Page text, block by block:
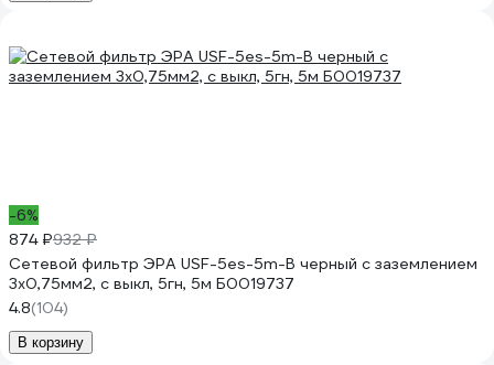
-6%
874 ₽932 ₽
Сетевой фильтр ЭРА USF-5es-5m-B черный с заземлением
3x0,75мм2, с выкл, 5гн, 5м Б0019737
4.8(104)
В корзину